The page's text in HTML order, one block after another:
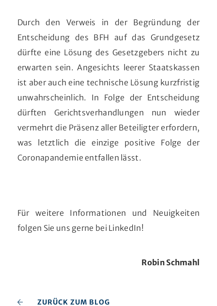
Durch den Verweis in der Begründung der
Entscheidung des BFH auf das Grundgesetz
dürfte eine Lösung des Gesetzgebers nicht zu
erwarten sein. Angesichts leerer Staatskassen
ist aber auch eine technische Lösung kurzfristig
unwahrscheinlich. In Folge der Entscheidung
dürften Gerichtsverhandlungen nun wieder
vermehrt die Präsenz aller Beteiligter erfordern,
was letztlich die einzige positive Folge der
Coronapandemie entfallen lässt.
Für weitere Informationen und Neuigkeiten
folgen Sie uns gerne bei LinkedIn!
Robin Schmahl
ZURÜCK ZUM BLOG